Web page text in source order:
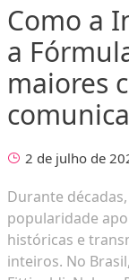
Como a
a
maiores
2 de julho de
Durante
popularidade
históricas e
inteiros. No